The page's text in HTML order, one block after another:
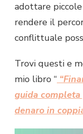
adottare
rendere il
conflittuale
Trovi questi e
mio libro “
guida
denaro in